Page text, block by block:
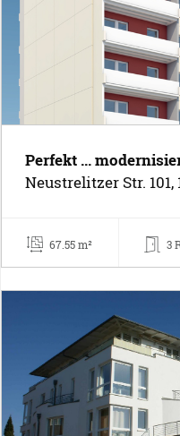
Perfekt ...
Neustrelitzer Str.
67.55 m² 3